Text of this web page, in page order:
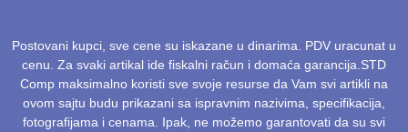
Postovani kupci, sve cene su iskazane u dinarima. PDV uracunat u
cenu. Za svaki artikal ide fiskalni račun i domaća garancija.STD
Comp maksimalno koristi sve svoje resurse da Vam svi artikli na
ovom sajtu budu prikazani sa ispravnim nazivima, specifikacija,
fotografijama i cenama. Ipak, ne možemo garantovati da su svi